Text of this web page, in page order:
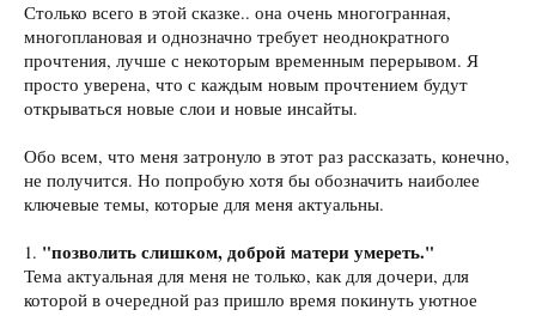
Столько всего в этой сказке.. она очень многогранная,
многоплановая и однозначно требует неоднократного
прочтения, лучше с некоторым временным перерывом. Я
просто уверена, что с каждым новым прочтением будут
открываться новые слои и новые инсайты.
Обо всем, что меня затронуло в этот раз рассказать, конечно,
не получится. Но попробую хотя бы обозначить наиболее
ключевые темы, которые для меня актуальны.
1. "позволить слишком, доброй матери умереть."
Тема актуальная для меня не только, как для дочери, для
которой в очередной раз пришло время покинуть уютное